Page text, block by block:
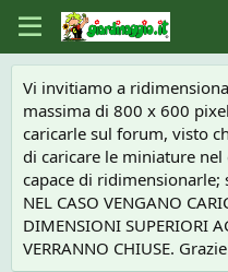
Vi invitiamo a
massima di 800 x 600
caricarle sul forum, visto
di caricare le miniature
capace di
NEL CASO VENGANO
DIMENSIONI SUPERIORI
VERRANNO CHIUSE.